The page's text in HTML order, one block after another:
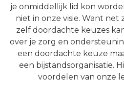
je onmiddellijk lid kon
niet in onze visie. Want net
zelf doordachte keuzes
over je zorg en
een doordachte keuze
een bijstandsorganisatie.
voordelen van onze